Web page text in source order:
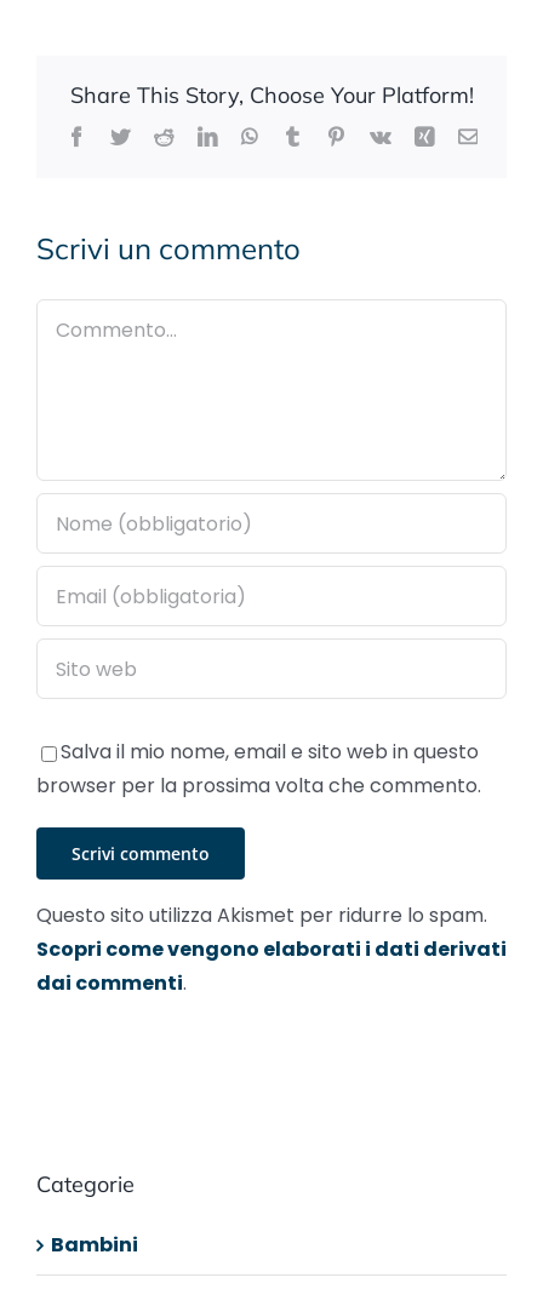
Share This Story, Choose Your Platform!
Facebook
TwitterRedditLinkedInWhatsApp
TumblrPinterest
Vk XingEmail
Scrivi un commento
Salva il mio nome, email e sito web in questo
browser per la prossima volta che commento.
Questo sito utilizza Akismet per ridurre lo spam.
Scopri come vengono elaborati i dati derivati
dai commenti.
Categorie
Bambini